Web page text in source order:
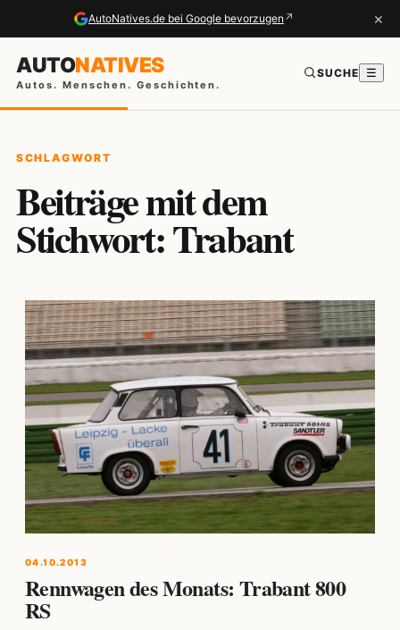
AutoNatives.de bei Google bevorzugen ↗ ×
AUTONATIVES
Autos. Menschen. Geschichten.
SUCHE ☰
SCHLAGWORT
Beiträge mit dem
Stichwort: Trabant
04.10.2013
Rennwagen des Monats: Trabant 800
RS